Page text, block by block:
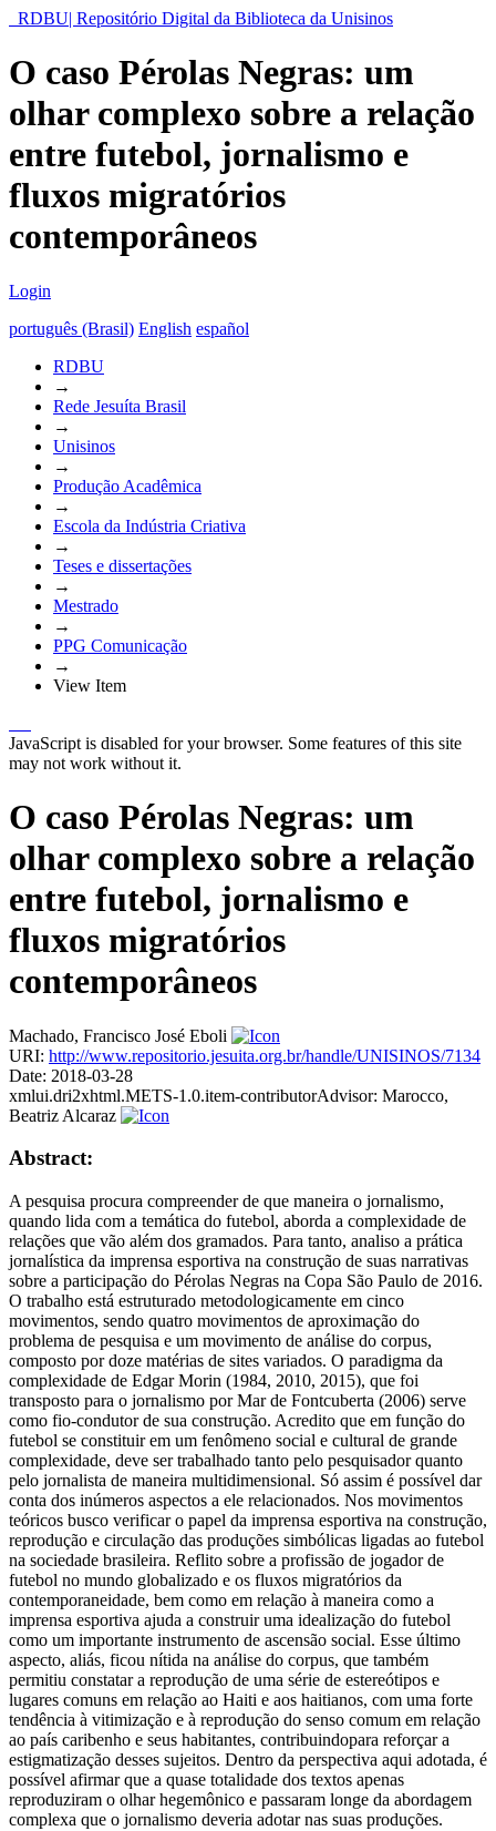
RDBU| Repositório Digital da Biblioteca da Unisinos
O caso Pérolas Negras: um
olhar complexo sobre a relação
entre futebol, jornalismo e
fluxos migratórios
contemporâneos
Login
português (Brasil) English español
RDBU
→
Rede Jesuíta Brasil
→
Unisinos
→
Produção Acadêmica
→
Escola da Indústria Criativa
→
Teses e dissertações
→
Mestrado
→
PPG Comunicação
→
View Item
JavaScript is disabled for your browser. Some features of this site
may not work without it.
O caso Pérolas Negras: um
olhar complexo sobre a relação
entre futebol, jornalismo e
fluxos migratórios
contemporâneos
Machado, Francisco José Eboli
URI: http://www.repositorio.jesuita.org.br/handle/UNISINOS/7134
Date: 2018-03-28
xmlui.dri2xhtml.METS-1.0.item-contributorAdvisor: Marocco,
Beatriz Alcaraz
Abstract:
A pesquisa procura compreender de que maneira o jornalismo,
quando lida com a temática do futebol, aborda a complexidade de
relações que vão além dos gramados. Para tanto, analiso a prática
jornalística da imprensa esportiva na construção de suas narrativas
sobre a participação do Pérolas Negras na Copa São Paulo de 2016.
O trabalho está estruturado metodologicamente em cinco
movimentos, sendo quatro movimentos de aproximação do
problema de pesquisa e um movimento de análise do corpus,
composto por doze matérias de sites variados. O paradigma da
complexidade de Edgar Morin (1984, 2010, 2015), que foi
transposto para o jornalismo por Mar de Fontcuberta (2006) serve
como fio-condutor de sua construção. Acredito que em função do
futebol se constituir em um fenômeno social e cultural de grande
complexidade, deve ser trabalhado tanto pelo pesquisador quanto
pelo jornalista de maneira multidimensional. Só assim é possível dar
conta dos inúmeros aspectos a ele relacionados. Nos movimentos
teóricos busco verificar o papel da imprensa esportiva na construção,
reprodução e circulação das produções simbólicas ligadas ao futebol
na sociedade brasileira. Reflito sobre a profissão de jogador de
futebol no mundo globalizado e os fluxos migratórios da
contemporaneidade, bem como em relação à maneira como a
imprensa esportiva ajuda a construir uma idealização do futebol
como um importante instrumento de ascensão social. Esse último
aspecto, aliás, ficou nítida na análise do corpus, que também
permitiu constatar a reprodução de uma série de estereótipos e
lugares comuns em relação ao Haiti e aos haitianos, com uma forte
tendência à vitimização e à reprodução do senso comum em relação
ao país caribenho e seus habitantes, contribuindopara reforçar a
estigmatização desses sujeitos. Dentro da perspectiva aqui adotada, é
possível afirmar que a quase totalidade dos textos apenas
reproduziram o olhar hegemônico e passaram longe da abordagem
complexa que o jornalismo deveria adotar nas suas produções.